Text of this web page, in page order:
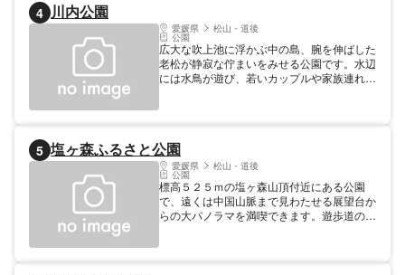
4 川内公園
愛媛県 松山・道後
公園
広大な吹上池に浮かぶ中の島、腕を伸ばした
老松が静寂な佇まいをみせる公園です。水辺
には水鳥が遊び、若いカップルや家族連れの
5 塩ヶ森ふるさと公園
愛媛県 松山・道後
公園
標高５２５ｍの塩ヶ森山頂付近にある公園
で、遠くは中国山脈まで見わたせる展望台か
らの大パノラマを満喫できます。遊歩道の散